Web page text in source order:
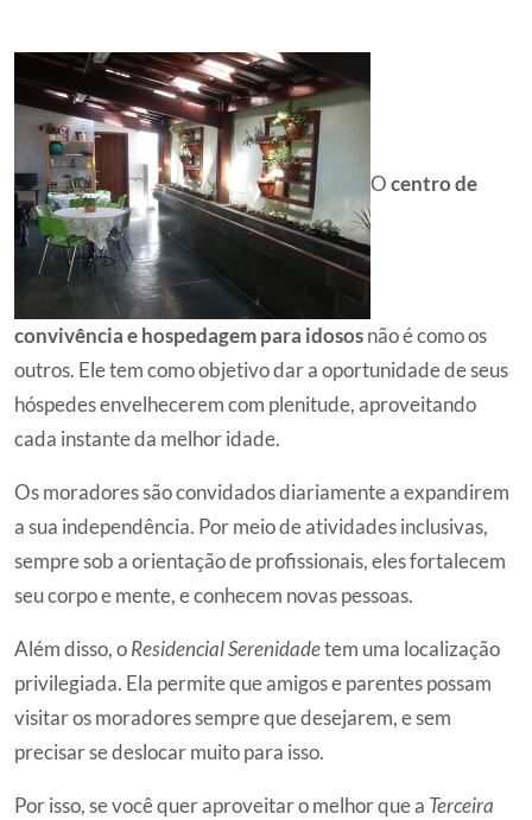
O centro de
convivência e hospedagem para idosos não é como os
outros. Ele tem como objetivo dar a oportunidade de seus
hóspedes envelhecerem com plenitude, aproveitando
cada instante da melhor idade.
Os moradores são convidados diariamente a expandirem
a sua independência. Por meio de atividades inclusivas,
sempre sob a orientação de profissionais, eles fortalecem
seu corpo e mente, e conhecem novas pessoas.
Além disso, o Residencial Serenidadetem uma localização
privilegiada. Ela permite que amigos e parentes possam
visitar os moradores sempre que desejarem, e sem
precisar se deslocar muito para isso.
Por isso, se você quer aproveitar o melhor que a Terceira